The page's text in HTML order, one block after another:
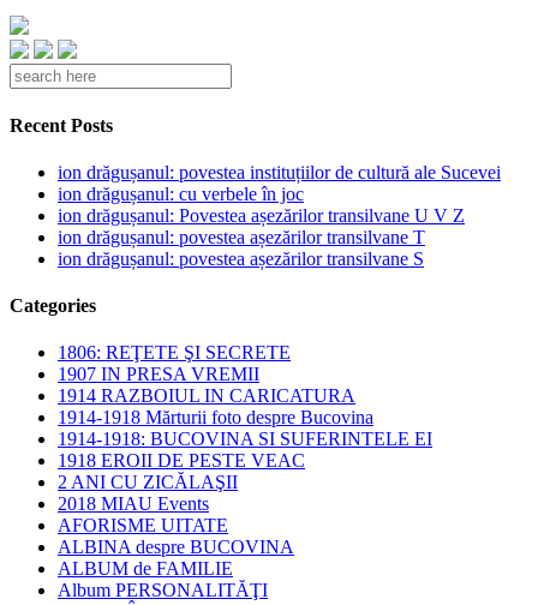
Recent Posts
ion drăgușanul: povestea instituțiilor de cultură ale Sucevei
ion drăgușanul: cu verbele în joc
ion drăgușanul: Povestea așezărilor transilvane U V Z
ion drăgușanul: povestea așezărilor transilvane T
ion drăgușanul: povestea așezărilor transilvane S
Categories
1806: REŢETE ŞI SECRETE
1907 IN PRESA VREMII
1914 RAZBOIUL IN CARICATURA
1914-1918 Mărturii foto despre Bucovina
1914-1918: BUCOVINA SI SUFERINTELE EI
1918 EROII DE PESTE VEAC
2 ANI CU ZICĂLAŞII
2018 MIAU Events
AFORISME UITATE
ALBINA despre BUCOVINA
ALBUM de FAMILIE
Album PERSONALITĂŢI